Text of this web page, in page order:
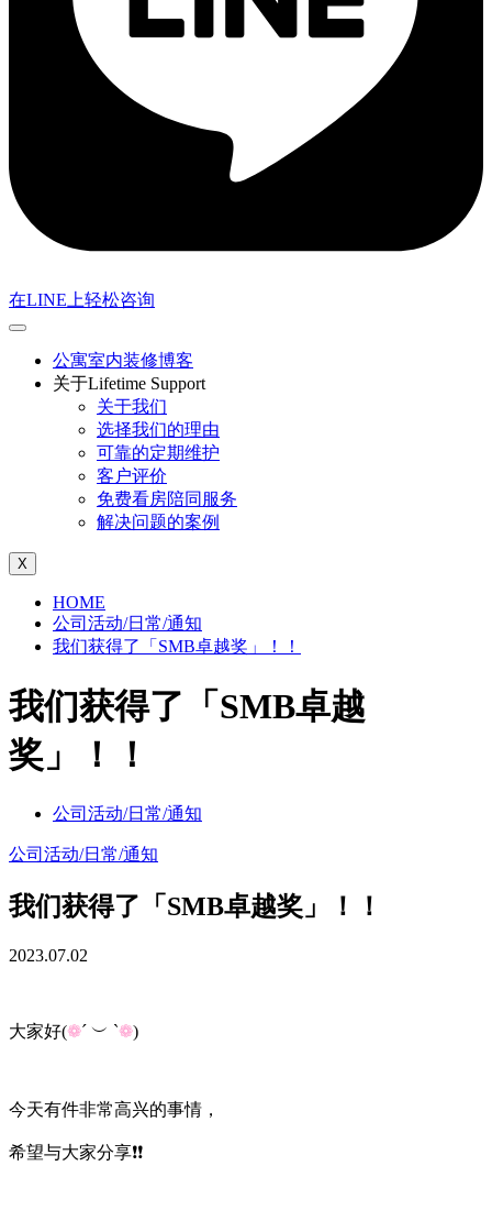
在LINE上轻松咨询
公寓室内装修博客
关于Lifetime Support
关于我们
选择我们的理由
可靠的定期维护
客户评价
免费看房陪同服务
解决问题的案例
X
HOME
公司活动/日常/通知
我们获得了「SMB卓越奖」！！
我们获得了「SMB卓越
奖」！！
公司活动/日常/通知
公司活动/日常/通知
我们获得了「SMB卓越奖」！！
2023.07.02
大家好(❁´ ︶ `❁)
今天有件非常高兴的事情，
希望与大家分享❗️❗️